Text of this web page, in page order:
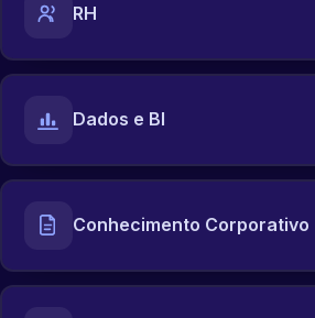
RH
Dados e BI
Conhecimento Corporativo